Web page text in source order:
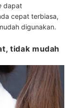
dapat
cepat terbiasa,
digunakan.
tidak mudah